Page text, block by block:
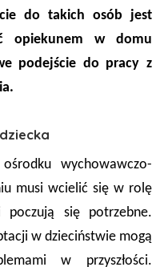
do takich osób jest
opiekunem w domu
podejście do pracy z
wychowawczo-
musi wcielić się w rolę
się potrzebne.
w dzieciństwie mogą
w przyszłości.